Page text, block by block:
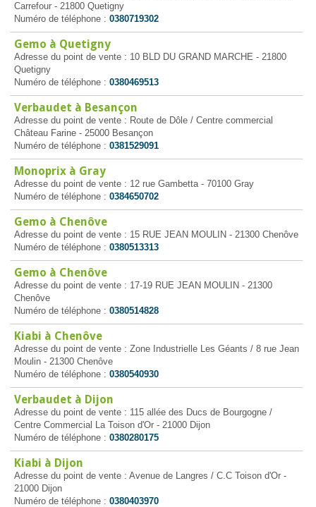
Carrefour - 21800 Quetigny
Numéro de téléphone : 0380719302
Gemo à Quetigny
Adresse du point de vente : 10 BLD DU GRAND MARCHE - 21800
Quetigny
Numéro de téléphone : 0380469513
Verbaudet à Besançon
Adresse du point de vente : Route de Dôle / Centre commercial
Château Farine - 25000 Besançon
Numéro de téléphone : 0381529091
Monoprix à Gray
Adresse du point de vente : 12 rue Gambetta - 70100 Gray
Numéro de téléphone : 0384650702
Gemo à Chenôve
Adresse du point de vente : 15 RUE JEAN MOULIN - 21300 Chenôve
Numéro de téléphone : 0380513313
Gemo à Chenôve
Adresse du point de vente : 17-19 RUE JEAN MOULIN - 21300
Chenôve
Numéro de téléphone : 0380514828
Kiabi à Chenôve
Adresse du point de vente : Zone Industrielle Les Géants / 8 rue Jean
Moulin - 21300 Chenôve
Numéro de téléphone : 0380540930
Verbaudet à Dijon
Adresse du point de vente : 115 allée des Ducs de Bourgogne /
Centre Commercial La Toison d'Or - 21000 Dijon
Numéro de téléphone : 0380280175
Kiabi à Dijon
Adresse du point de vente : Avenue de Langres / C.C Toison d'Or -
21000 Dijon
Numéro de téléphone : 0380403970